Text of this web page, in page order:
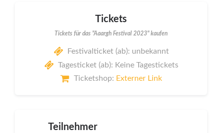
Tickets
Tickets für das "Aaargh Festival 2023" kaufen
Festivalticket (ab): unbekannt
Tagesticket (ab): Keine Tagestickets
Ticketshop: Externer Link
Teilnehmer